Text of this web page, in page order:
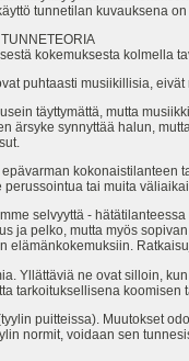
tunnetilan kuvauksena
kokemuksesta kolmella
puhtaasti musiikillisia,
täyttymättä, mutta
ärsyke synnyttää halun,
tai muita
selvyyttä -
ja pelko, mutta myös
elämänkokemuksiin.
Yllättäviä ne ovat silloin,
tarkoituksellisena
puitteissa). Muutokset
normit, voidaan sen